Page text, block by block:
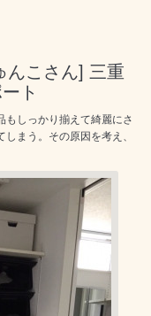
こさん] 三重
ト
もしっかり揃えて綺麗にさ
まう。その原因を考え、